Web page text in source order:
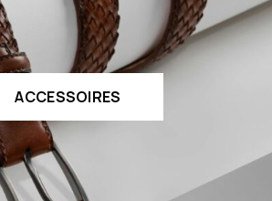
ACCESSOIRES